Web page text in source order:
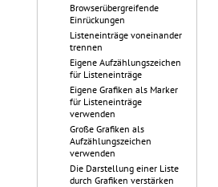
Browserübergreifende
Einrückungen
Listeneinträge voneinander
trennen
Eigene Aufzählungszeichen
für Listeneinträge
Eigene Grafiken als Marker
für Listeneinträge
verwenden
Große Grafiken als
Aufzählungszeichen
verwenden
Die Darstellung einer Liste
durch Grafiken verstärken